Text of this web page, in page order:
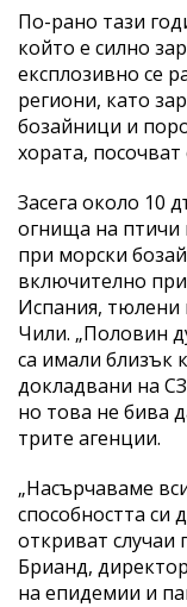
По-рано тази
който е силно
експлозивно се
региони, като
бозайници и
хората, посочват
Засега около 10
огнища на птичи
при морски
включително
Испания,
Чили. „Половин
са имали близък
докладвани на
но това не бива
трите агенции.
„Насърчаваме
способността си
откриват случаи
Брианд,
на епидемии и